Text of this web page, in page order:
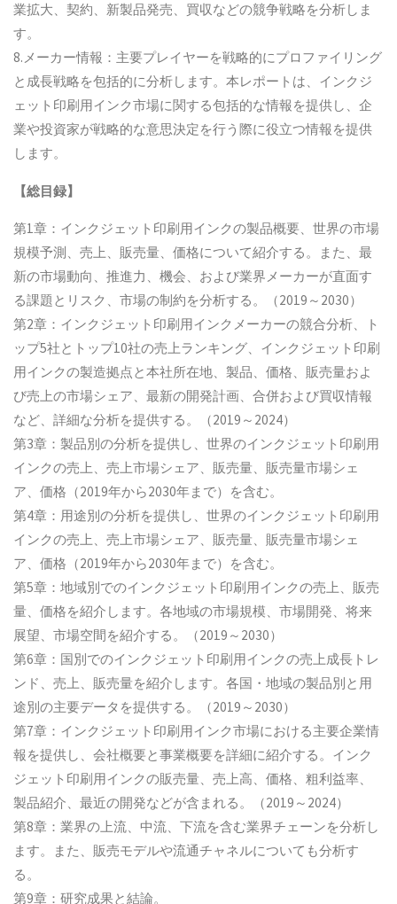
業拡大、契約、新製品発売、買収などの競争戦略を分析しま
す。
8.メーカー情報：主要プレイヤーを戦略的にプロファイリング
と成長戦略を包括的に分析します。本レポートは、インクジ
ェット印刷用インク市場に関する包括的な情報を提供し、企
業や投資家が戦略的な意思決定を行う際に役立つ情報を提供
します。
【総目録】
第1章：インクジェット印刷用インクの製品概要、世界の市場
規模予測、売上、販売量、価格について紹介する。また、最
新の市場動向、推進力、機会、および業界メーカーが直面す
る課題とリスク、市場の制約を分析する。（2019～2030）
第2章：インクジェット印刷用インクメーカーの競合分析、ト
ップ5社とトップ10社の売上ランキング、インクジェット印刷
用インクの製造拠点と本社所在地、製品、価格、販売量およ
び売上の市場シェア、最新の開発計画、合併および買収情報
など、詳細な分析を提供する。（2019～2024）
第3章：製品別の分析を提供し、世界のインクジェット印刷用
インクの売上、売上市場シェア、販売量、販売量市場シェ
ア、価格（2019年から2030年まで）を含む。
第4章：用途別の分析を提供し、世界のインクジェット印刷用
インクの売上、売上市場シェア、販売量、販売量市場シェ
ア、価格（2019年から2030年まで）を含む。
第5章：地域別でのインクジェット印刷用インクの売上、販売
量、価格を紹介します。各地域の市場規模、市場開発、将来
展望、市場空間を紹介する。（2019～2030）
第6章：国別でのインクジェット印刷用インクの売上成長トレ
ンド、売上、販売量を紹介します。各国・地域の製品別と用
途別の主要データを提供する。（2019～2030）
第7章：インクジェット印刷用インク市場における主要企業情
報を提供し、会社概要と事業概要を詳細に紹介する。インク
ジェット印刷用インクの販売量、売上高、価格、粗利益率、
製品紹介、最近の開発などが含まれる。（2019～2024）
第8章：業界の上流、中流、下流を含む業界チェーンを分析し
ます。また、販売モデルや流通チャネルについても分析す
る。
第9章：研究成果と結論。